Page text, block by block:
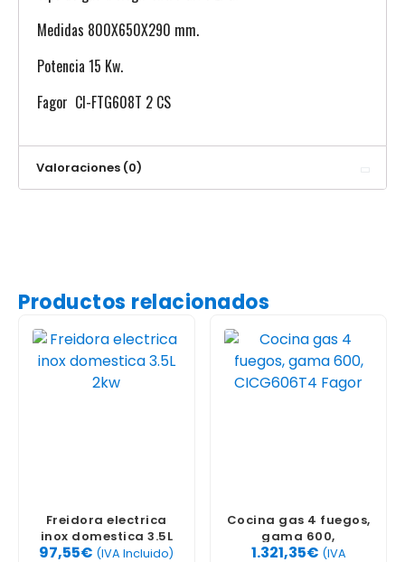
Medidas 800X650X290 mm.
Potencia 15 Kw.
Fagor CI-FTG608T 2 CS
Valoraciones (0)
Productos relacionados
Freidora electrica
inox domestica 3.5L
2kw
97,55€ (IVA Incluido)
Cocina gas 4 fuegos,
gama 600,
CICG606T4 Fagor
1.321,35€ (IVA